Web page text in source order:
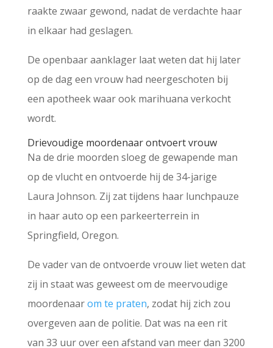
raakte zwaar gewond, nadat de verdachte haar
in elkaar had geslagen.
De openbaar aanklager laat weten dat hij later
op de dag een vrouw had neergeschoten bij
een apotheek waar ook marihuana verkocht
wordt.
Drievoudige moordenaar ontvoert vrouw
Na de drie moorden sloeg de gewapende man
op de vlucht en ontvoerde hij de 34-jarige
Laura Johnson. Zij zat tijdens haar lunchpauze
in haar auto op een parkeerterrein in
Springfield, Oregon.
De vader van de ontvoerde vrouw liet weten dat
zij in staat was geweest om de meervoudige
moordenaarom te praten, zodat hij zich zou
overgeven aan de politie. Dat was na een rit
van 33 uur over een afstand van meer dan 3200